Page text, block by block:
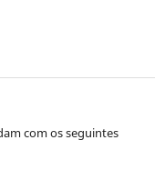
com os seguintes